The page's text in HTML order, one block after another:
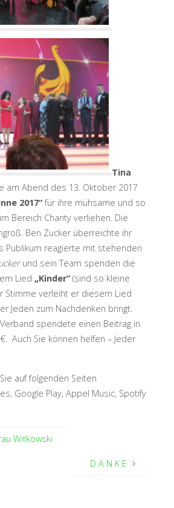
Tina
am Abend des 13. Oktober 2017
2017“für ihre mühsame und so
Bereich Charity verliehen. Die
Ben Zucker überreichte ihr
Publikum reagierte mit stehenden
und sein Team spenden die
Lied „Kinder“(sind so kleine
Stimme verleiht er diesem Lied
Jeden zum Nachdenken bringt.
spendete einen Beitrag in
Auch Sie können helfen – Jeder
auf folgenden Seiten
Google Play, Appel Music, Spotify
Witkowski
D A N K E